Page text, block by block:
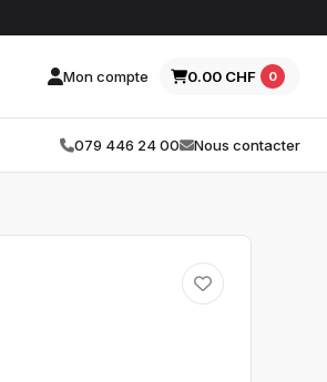
Mon compte 0.00 CHF 0
079 446 24 00 Nous contacter